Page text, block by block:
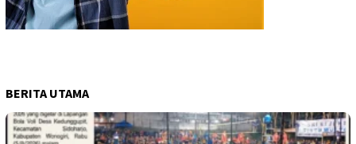
BERITA UTAMA